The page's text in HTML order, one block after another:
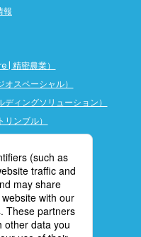
報
精密農業）
スペーシャル）
ィングソリューション）
ンブル）
リューション）
精密農業）